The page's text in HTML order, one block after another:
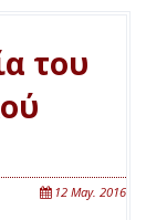
του
12 May. 2016